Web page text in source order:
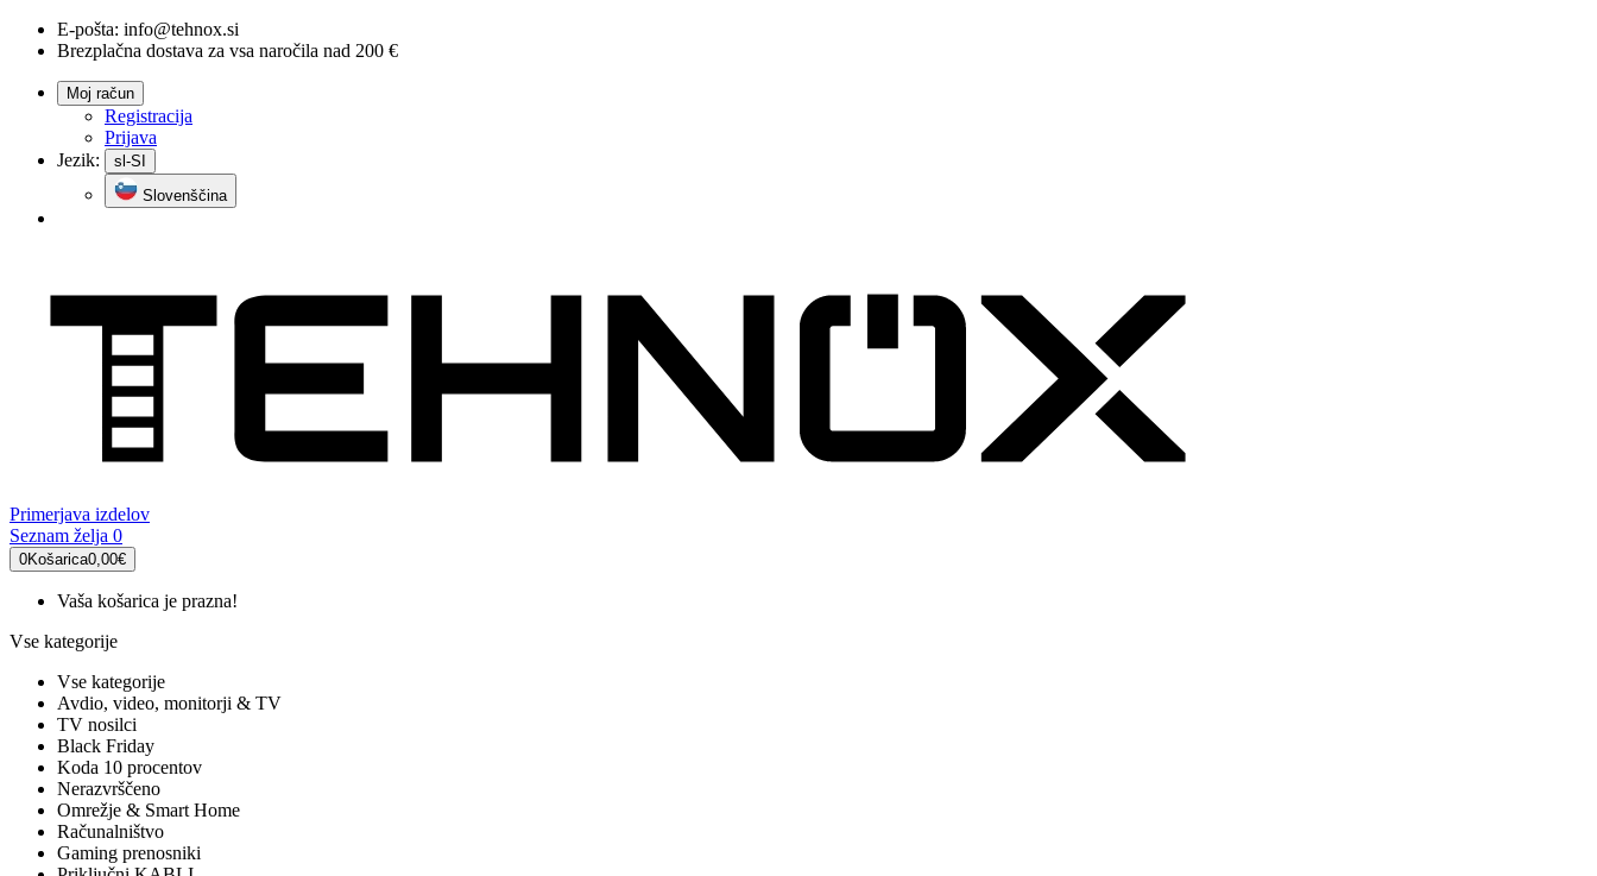
E-pošta: info@tehnox.si
Brezplačna dostava za vsa naročila nad 200 €
Moj račun
Registracija
Prijava
Jezik:
sl-SI
Slovenščina
Primerjava izdelov
Seznam želja 0
0Košarica0,00€
Vaša košarica je prazna!
Vse kategorije
Vse kategorije
Avdio, video, monitorji & TV
TV nosilci
Black Friday
Koda 10 procentov
Nerazvrščeno
Omrežje & Smart Home
Računalništvo
Gaming prenosniki